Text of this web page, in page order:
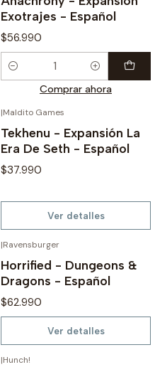
Exotrajes - Español
$56.990
Cantidad
Comprar ahora
|Maldito Games
Tekhenu - Expansión La
Era De Seth - Español
$37.990
Ver detalles
|Ravensburger
Horrified - Dungeons &
Dragons - Español
$62.990
Ver detalles
|Hunch!